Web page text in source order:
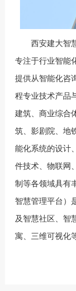
西安建大智
专注于行业智能
提供从智能化咨
程专业技术产品
建筑、商业综合
筑、影剧院、地
能化系统的设计
件技术、物联网
制等各领域具有
智慧管理平台）
及智慧社区、智
寓、三维可视化